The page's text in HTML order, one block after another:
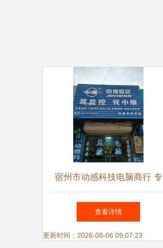
宿州市动感科技电脑商行 专
注网络设备销售，品质与服务
的双重保障
查看详情
更新时间：2026-08-06 09:07:23